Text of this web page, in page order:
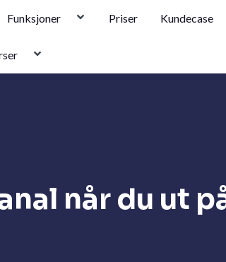
Funksjoner Priser Kundecase
når du ut